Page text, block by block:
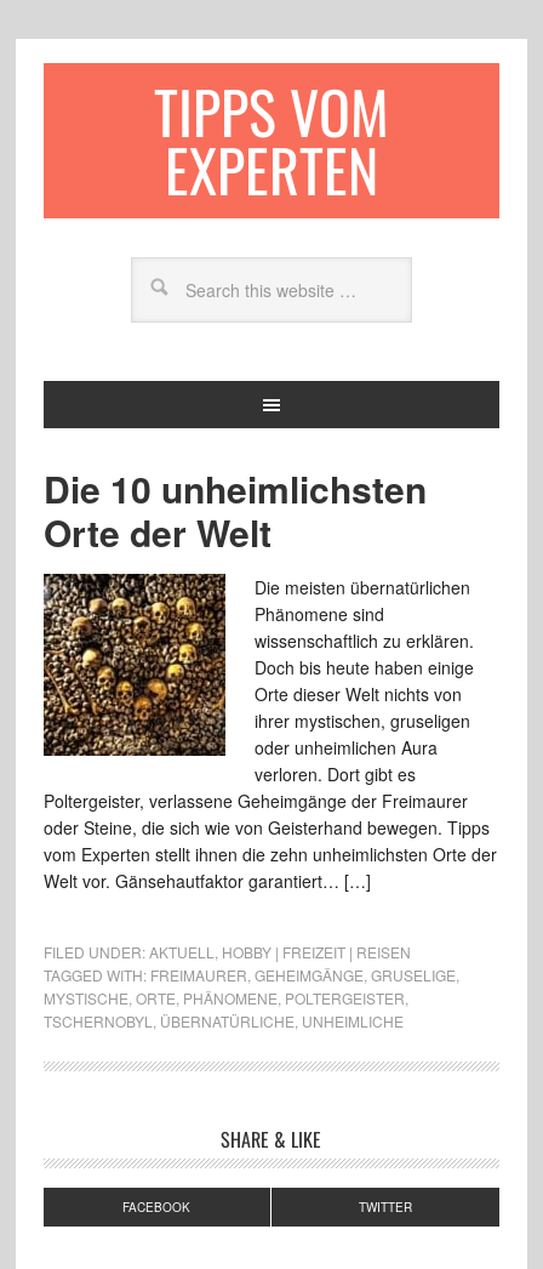
TIPPS VOM
EXPERTEN
Die 10 unheimlichsten
Orte der Welt
Die meisten übernatürlichen
Phänomene sind
wissenschaftlich zu erklären.
Doch bis heute haben einige
Orte dieser Welt nichts von
ihrer mystischen, gruseligen
oder unheimlichen Aura
verloren. Dort gibt es
Poltergeister, verlassene Geheimgänge der Freimaurer
oder Steine, die sich wie von Geisterhand bewegen. Tipps
vom Experten stellt ihnen die zehn unheimlichsten Orte der
Welt vor. Gänsehautfaktor garantiert… […]
FILED UNDER:AKTUELL
HOBBY | FREIZEIT | REISEN
TAGGED WITH: FREIMAURER GEHEIMGÄNGE GRUSELIGE
MYSTISCHE ORTE PHÄNOMENE POLTERGEISTER
TSCHERNOBYL
ÜBERNATÜRLICHE UNHEIMLICHE
SHARE & LIKE
FACEBOOK TWITTER